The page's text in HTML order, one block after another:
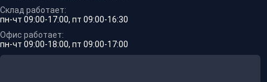
Склад работает:
пн-чт 09:00-17:00, пт 09:00-16:30
Офис работает:
пн-чт 09:00-18:00, пт 09:00-17:00